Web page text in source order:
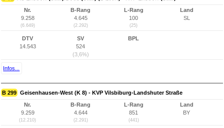
Nr.
9.258
(6.649)
B-Rang
4.645
(2.292)
L-Rang
100
(25)
Land
SL
DTV
14.543
SV
524
(3,6%)
BPL
Infos...
B 299 Geisenhausen-West (K 8) - KVP Vilsbiburg-Landshuter Straße
Nr.
9.259
(12.210)
B-Rang
4.644
(2.291)
L-Rang
851
(441)
Land
BY